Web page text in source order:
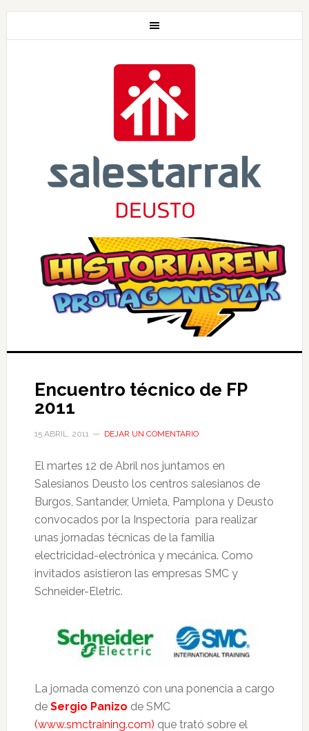
Encuentro técnico de FP
2011
15 ABRIL, 2011 DEJAR UN COMENTARIO
El martes 12 de Abril nos juntamos en
Salesianos Deusto los centros salesianos de
Burgos, Santander, Urnieta, Pamplona y Deusto
convocados por la Inspectoría para realizar
unas jornadas técnicas de la familia
electricidad-electrónica y mecánica. Como
invitados asistieron las empresas SMC y
Schneider-Eletric.
La jornada comenzó con una ponencia a cargo
deSergio Panizo de SMC
(www.smctraining.com) que trató sobre el